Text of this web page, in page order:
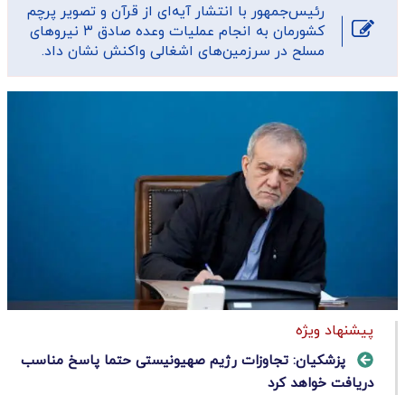
رئیس‌جمهور با انتشار آیه‌ای از قرآن و تصویر پرچم
کشورمان به انجام عملیات وعده صادق ۳ نیروهای
مسلح در سرزمین‌های اشغالی واکنش نشان داد.
پیشنهاد ویژه
پزشکیان: تجاوزات رژیم صهیونیستی حتما پاسخ مناسب
دریافت خواهد کرد